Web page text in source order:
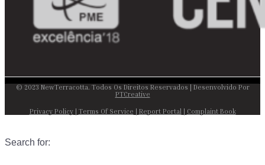
© 2023 NewTerracotta. Todos Os Direitos Reservados | Desenvolvido Por
PTCreative
Privacy Policy| Terms Of Service | Report Portal | Complaint Book
Search for: